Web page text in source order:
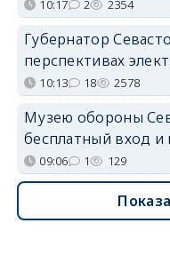
10:17 2 2354
Губернатор
перспективах
10:13 18 2578
Музею обороны
бесплатный вход и
09:06 1 129